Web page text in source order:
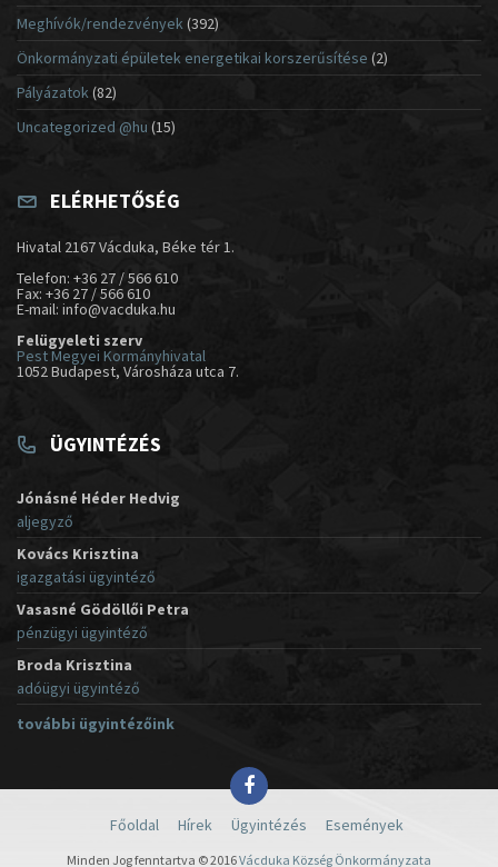
Meghívók/rendezvények (392)
Önkormányzati épületek energetikai korszerűsítése (2)
Pályázatok (82)
Uncategorized @hu (15)
ELÉRHETŐSÉG
Hivatal 2167 Vácduka, Béke tér 1.
Telefon: +36 27 / 566 610
Fax: +36 27 / 566 610
E-mail: info@vacduka.hu
Felügyeleti szerv
Pest Megyei Kormányhivatal
1052 Budapest, Városháza utca 7.
ÜGYINTÉZÉS
Jónásné Héder Hedvig
aljegyző
Kovács Krisztina
igazgatási ügyintéző
Vasasné Gödöllői Petra
pénzügyi ügyintéző
Broda Krisztina
adóügyi ügyintéző
további ügyintézőink
Főoldal Hírek Ügyintézés Események
Minden Jog fenntartva © 2016Vácduka Község Önkormányzata